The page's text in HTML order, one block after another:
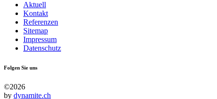
Aktuell
Kontakt
Referenzen
Sitemap
Impressum
Datenschutz
Folgen Sie uns
©2026
by dynamite.ch